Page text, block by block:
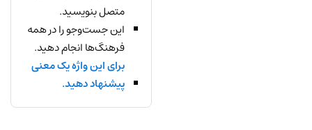
متصل بنویسید.
این جست‌وجو را در همه
فرهنگ‌ها انجام دهید.
برای این واژه یک معنی
پیشنهاد دهید.